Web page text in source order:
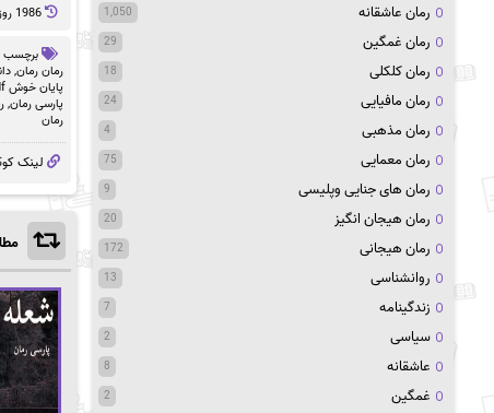
1986 روز پيش
برچسب
رمان رمان,
پایان خوش pdf
پارسی رمان,
رمان
لینک
رمان عاشقانه 1,050
رمان غمگین 29
رمان کلکلی 18
رمان مافیایی 24
رمان مذهبی 4
رمان معمایی 75
رمان های جنایی وپلیسی 9
رمان هیجان انگیز 20
رمان هیجانی 172
روانشناسی 13
زندگینامه 7
سیاسی 2
عاشقانه 8
غمگین 2